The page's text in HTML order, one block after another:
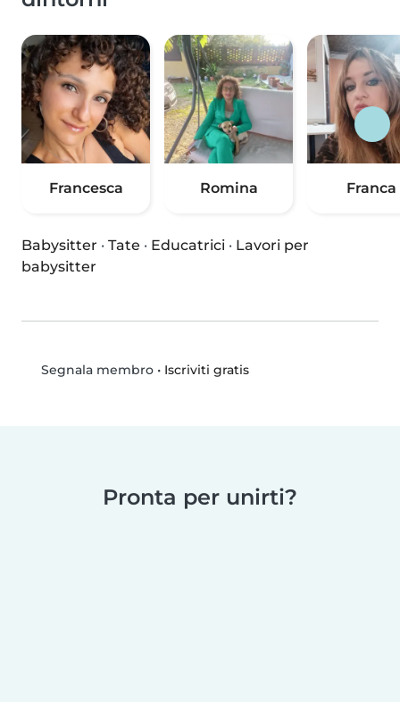
Francesca Romina Franca
Babysitter · Tate · Educatrici · Lavori per
babysitter
Segnala membro• Iscriviti gratis
Pronta per unirti?